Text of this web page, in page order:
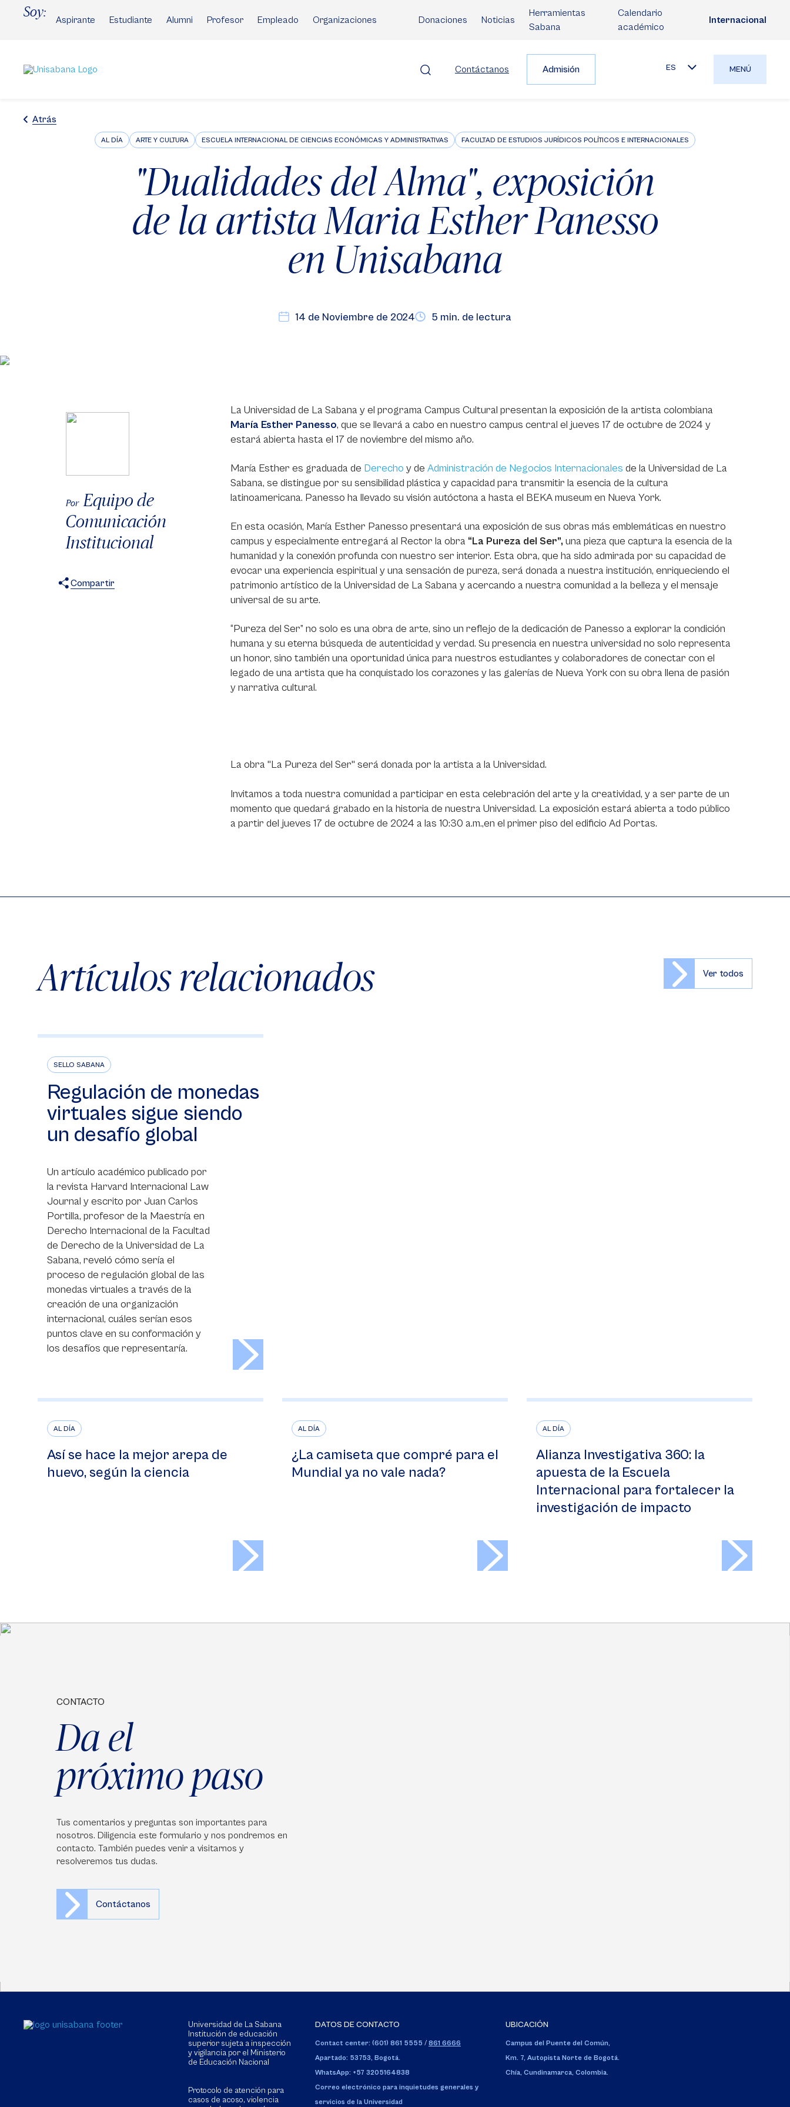
Soy:
Aspirante Estudiante Alumni Profesor Empleado Organizaciones Donaciones Noticias
Herramientas
Sabana
Calendario
académico
Internacional
Contáctanos Admisión ES MENÚ
Atrás
AL DÍA ARTE Y CULTURA ESCUELA INTERNACIONAL DE CIENCIAS ECONÓMICAS Y ADMINISTRATIVAS FACULTAD DE ESTUDIOS JURÍDICOS POLÍTICOS E INTERNACIONALES
"Dualidades del Alma", exposición
de la artista Maria Esther Panesso
en Unisabana
14 de Noviembre de 2024 5 min. de lectura
Por Equipo de
Comunicación
Institucional
Compartir
La Universidad de La Sabana y el programa Campus Cultural presentan la exposición de la artista colombiana
María Esther Panesso, que se llevará a cabo en nuestro campus central el jueves 17 de octubre de 2024 y
estará abierta hasta el 17 de noviembre del mismo año.
María Esther es graduada de Derecho y de Administración de Negocios Internacionales de la Universidad de La
Sabana, se distingue por su sensibilidad plástica y capacidad para transmitir la esencia de la cultura
latinoamericana. Panesso ha llevado su visión autóctona a hasta el BEKA museum en Nueva York.
En esta ocasión, María Esther Panesso presentará una exposición de sus obras más emblemáticas en nuestro
campus y especialmente entregará al Rector la obra “La Pureza del Ser”, una pieza que captura la esencia de la
humanidad y la conexión profunda con nuestro ser interior. Esta obra, que ha sido admirada por su capacidad de
evocar una experiencia espiritual y una sensación de pureza, será donada a nuestra institución, enriqueciendo el
patrimonio artístico de la Universidad de La Sabana y acercando a nuestra comunidad a la belleza y el mensaje
universal de su arte.
“Pureza del Ser” no solo es una obra de arte, sino un reflejo de la dedicación de Panesso a explorar la condición
humana y su eterna búsqueda de autenticidad y verdad. Su presencia en nuestra universidad no solo representa
un honor, sino también una oportunidad única para nuestros estudiantes y colaboradores de conectar con el
legado de una artista que ha conquistado los corazones y las galerías de Nueva York con su obra llena de pasión
y narrativa cultural.
La obra "La Pureza del Ser" será donada por la artista a la Universidad.
Invitamos a toda nuestra comunidad a participar en esta celebración del arte y la creatividad, y a ser parte de un
momento que quedará grabado en la historia de nuestra Universidad. La exposición estará abierta a todo público
a partir del jueves 17 de octubre de 2024 a las 10:30 a.m.,en el primer piso del edificio Ad Portas.
Artículos relacionados Ver todos
SELLO SABANA
Regulación de monedas
virtuales sigue siendo
un desafío global
Un artículo académico publicado por
la revista Harvard Internacional Law
Journal y escrito por Juan Carlos
Portilla, profesor de la Maestría en
Derecho Internacional de la Facultad
de Derecho de la Universidad de La
Sabana, reveló cómo sería el
proceso de regulación global de las
monedas virtuales a través de la
creación de una organización
internacional, cuáles serían esos
puntos clave en su conformación y
los desafíos que representaría.
AL DÍA
Así se hace la mejor arepa de
huevo, según la ciencia
AL DÍA
¿La camiseta que compré para el
Mundial ya no vale nada?
AL DÍA
Alianza Investigativa 360: la
apuesta de la Escuela
Internacional para fortalecer la
investigación de impacto
CONTACTO
Da el
próximo paso
Tus comentarios y preguntas son importantes para
nosotros. Diligencia este formulario y nos pondremos en
contacto. También puedes venir a visitarnos y
resolveremos tus dudas.
Contáctanos
Universidad de La Sabana
Institución de educación
superior sujeta a inspección
y vigilancia por el Ministerio
de Educación Nacional
Protocolo de atención para
casos de acoso, violencia
DATOS DE CONTACTO
Contact center: (601) 861 5555 / 861 6666
Apartado: 53753, Bogotá.
WhatsApp: +57 3205164838
Correo electrónico para inquietudes generales y
servicios de la Universidad
UBICACIÓN
Campus del Puente del Común,
Km. 7, Autopista Norte de Bogotá.
Chía, Cundinamarca, Colombia.